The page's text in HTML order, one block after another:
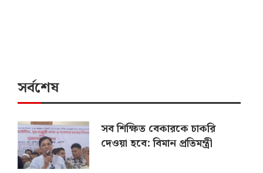
সর্বশেষ
সব শিক্ষিত বেকারকে চাকরি
দেওয়া হবে: বিমান প্রতিমন্ত্রী